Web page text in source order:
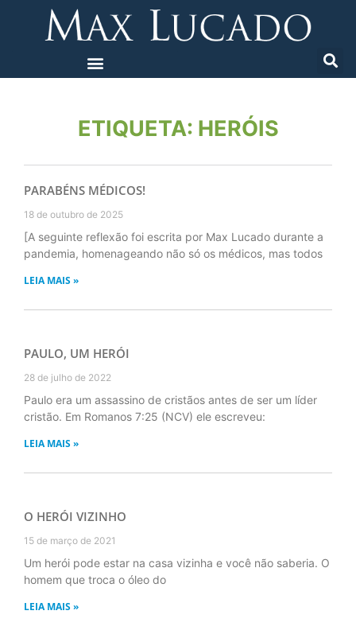
ETIQUETA: HERÓIS
PARABÉNS MÉDICOS!
18 de outubro de 2025
[A seguinte reflexão foi escrita por Max Lucado durante a
pandemia, homenageando não só os médicos, mas todos
LEIA MAIS »
PAULO, UM HERÓI
28 de julho de 2022
Paulo era um assassino de cristãos antes de ser um líder
cristão. Em Romanos 7:25 (NCV) ele escreveu:
LEIA MAIS »
O HERÓI VIZINHO
15 de março de 2021
Um herói pode estar na casa vizinha e você não saberia. O
homem que troca o óleo do
LEIA MAIS »